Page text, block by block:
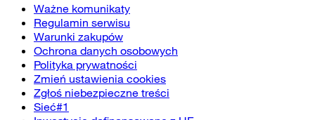
Ważne komunikaty
Regulamin serwisu
Warunki zakupów
Ochrona danych osobowych
Polityka prywatności
Zmień ustawienia cookies
Zgłoś niebezpieczne treści
Sieć#1